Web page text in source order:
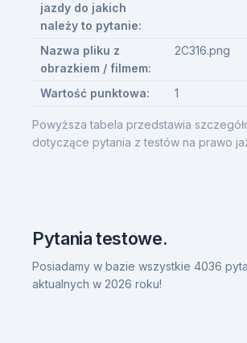
Powyższa tabela przedstawia
dotyczące pytania z testów na prawo
jazdy do jakich
należy to pytanie:
Nazwa pliku z
obrazkiem / filmem:
2C316.png
Wartość punktowa: 1
Pytania testowe.
Posiadamy w bazie wszystkie 4036
aktualnych w 2026 roku!